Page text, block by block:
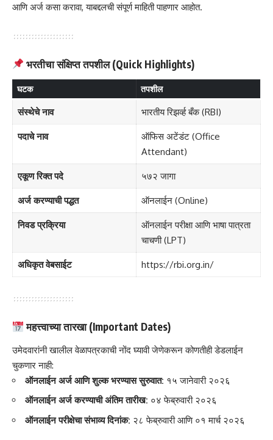
आणि अर्ज कसा करावा, याबद्दलची संपूर्ण माहिती पाहणार आहोत.
भरतीचा संक्षिप्त तपशील (Quick Highlights)
घटक तपशील
संस्थेचे नाव भारतीय रिझर्व्ह बँक (RBI)
पदाचे नाव
ऑफिस अटेंडंट (Office
Attendant)
एकूण रिक्त पदे ५७२ जागा
अर्ज करण्याची पद्धत ऑनलाईन (Online)
निवड प्रक्रिया
ऑनलाईन परीक्षा आणि भाषा पात्रता
चाचणी (LPT)
अधिकृत वेबसाईट https://rbi.org.in/
महत्त्वाच्या तारखा (Important Dates)
उमेदवारांनी खालील वेळापत्रकाची नोंद घ्यावी जेणेकरून कोणतीही डेडलाईन
चुकणार नाही:
ऑनलाईन अर्ज आणि शुल्क भरण्यास सुरुवात: १५ जानेवारी २०२६
ऑनलाईन अर्ज करण्याची अंतिम तारीख: ०४ फेब्रुवारी २०२६
ऑनलाईन परीक्षेचा संभाव्य दिनांक: २८ फेब्रुवारी आणि ०१ मार्च २०२६